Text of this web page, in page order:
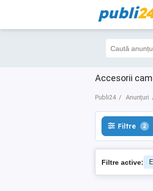
publi
Accesorii
Publi24 Anunțuri
Filtre 2
Filtre 2
Filtre active: